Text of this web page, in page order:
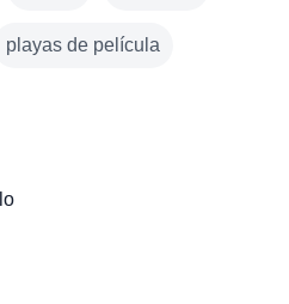
playas de película